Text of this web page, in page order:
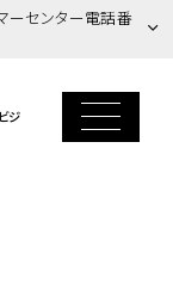
ーセンター電話番
ジ